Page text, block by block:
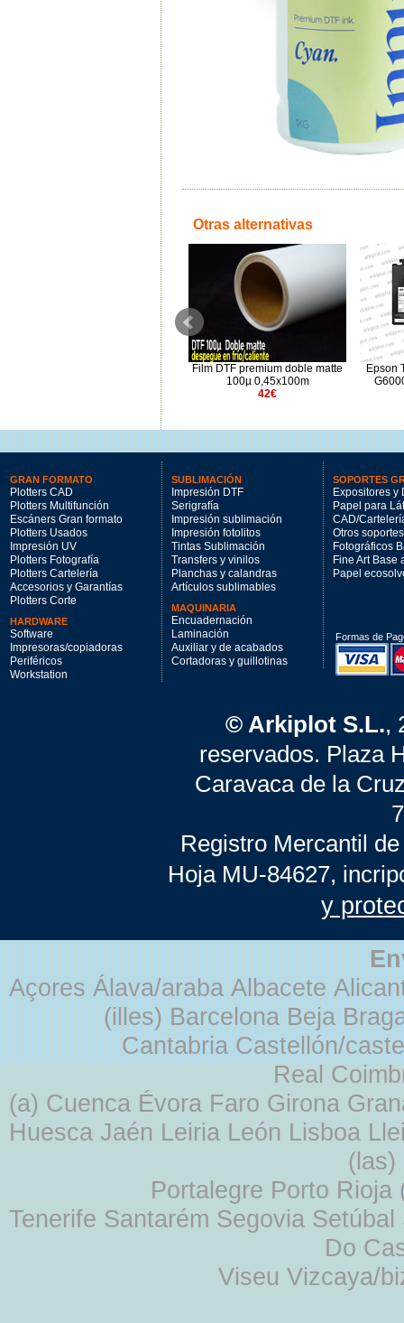
Otras alternativas
Polvo Adhesivo de transferencia
Film DTF premium doble matte
100µ 0,45x100m
42€
Epson
GRAN FORMATO
Plotters CAD
Plotters Multifunción
Escáners Gran formato
Plotters Usados
Impresión UV
Plotters Fotografía
Plotters Cartelería
Accesorios y Garantías
Plotters Corte
HARDWARE
Software
Impresoras/copiadoras
Periféricos
Workstation
SUBLIMACIÓN
Impresión DTF
Serigrafía
Impresión sublimación
Impresión fotolitos
Tintas Sublimación
Transfers y vinilos
Planchas y calandras
Artículos sublimables
MAQUINARIA
Encuadernación
Laminación
Auxiliar y de acabados
Cortadoras y guillotinas
SOPORTES
Expositores y
Papel para
CAD/
Otros soportes
Fotográficos
Fine Art Base
Papel
Formas de
© Arkiplot S.L.,
reservados. Plaza
Caravaca de la
Registro Mercantil
Hoja MU-84627,
y
Açores Álava/araba Albacete
(illes) Barcelona Beja
Cantabria Castellón/
Real
(a) Cuenca Évora Faro Girona
Huesca Jaén Leiria León Lisboa
Portalegre Porto
Tenerife Santarém Segovia
Do
Viseu Vizcaya/